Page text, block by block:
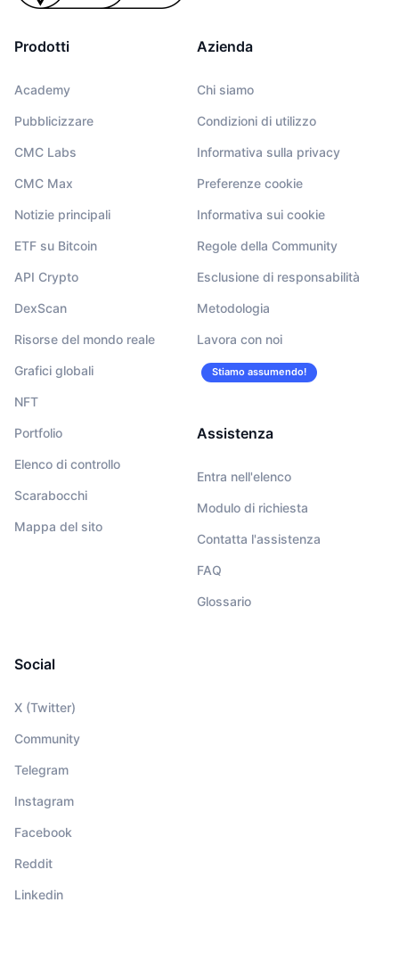
Prodotti
Academy
Pubblicizzare
CMC Labs
CMC Max
Notizie principali
ETF su Bitcoin
API Crypto
DexScan
Risorse del mondo reale
Grafici globali
NFT
Portfolio
Elenco di controllo
Scarabocchi
Mappa del sito
Azienda
Chi siamo
Condizioni di utilizzo
Informativa sulla privacy
Preferenze cookie
Informativa sui cookie
Regole della Community
Esclusione di responsabilità
Metodologia
Lavora con noi
Stiamo assumendo!
Assistenza
Entra nell'elenco
Modulo di richiesta
Contatta l'assistenza
FAQ
Glossario
Social
X (Twitter)
Community
Telegram
Instagram
Facebook
Reddit
Linkedin